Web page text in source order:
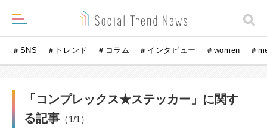
＃SNS ＃トレンド ＃コラム ＃インタビュー ＃women ＃
「コンプレックス★ステッカー」に関す
る記事 （1/1）